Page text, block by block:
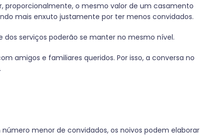
proporcionalmente, o mesmo valor de um casamento
mais enxuto justamente por ter menos convidados.
serviços poderão se manter no mesmo nível.
amigos e familiares queridos. Por isso, a conversa no
menor de convidados, os noivos podem elaborar